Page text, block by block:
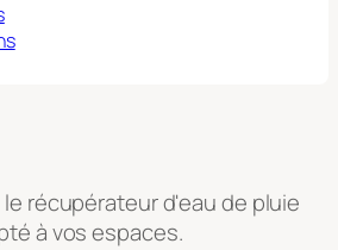
récupérateur d'eau de pluie
à vos espaces.